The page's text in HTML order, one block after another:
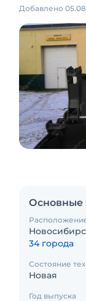
Добавлено
Основные
34 города
Состояние
Новая
Год выпуска